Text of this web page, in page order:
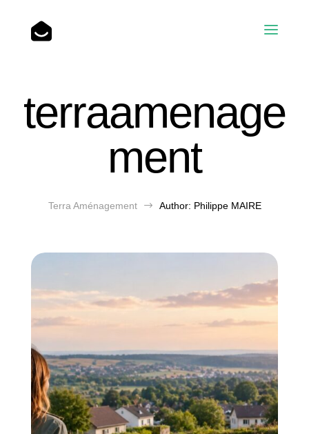
Nos réalisations
L’entreprise
Blog
Contact
terraamenage
ment
Terra Aménagement $ Author: Philippe MAIRE